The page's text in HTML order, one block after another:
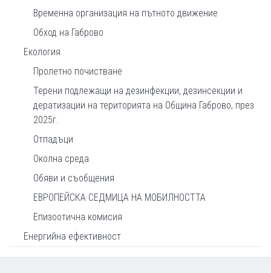
Временна организация на пътното движение
Обход на Габрово
Екология
Пролетно почистване
Терени подлежащи на дезинфекции, дезинсекции и
дератизации на територията на Община Габрово, през
2025г.
Отпадъци
Околна среда
Обяви и съобщения
ЕВРОПЕЙСКА СЕДМИЦА НА МОБИЛНОСТТА
Епизоотична комисия
Енергийна ефективност